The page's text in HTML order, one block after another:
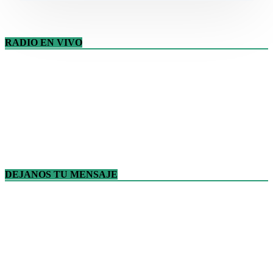
RADIO EN VIVO
DEJANOS TU MENSAJE